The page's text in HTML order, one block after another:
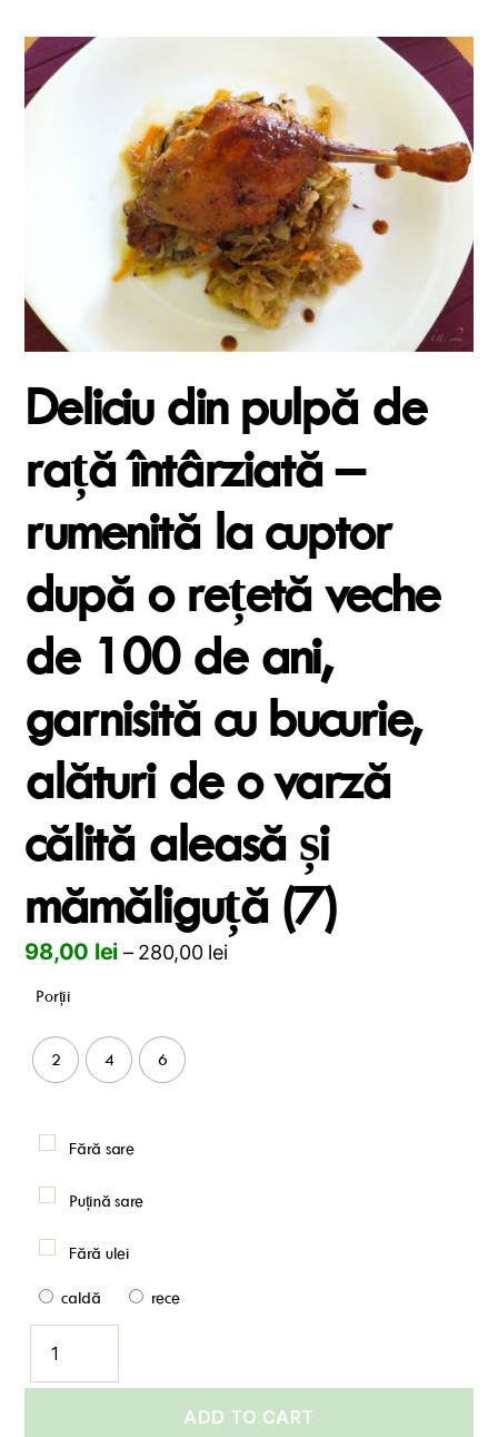
Deliciu din pulpă de
rață întârziată –
rumenită la cuptor
după o rețetă veche
de 100 de ani,
garnisită cu bucurie,
alături de o varză
călită aleasă și
mămăliguță (7)
98,00 lei– 280,00 lei
Porții
2 4 6
Fără sare
Puțină sare
Fără ulei
caldă
rece
Deliciu
de
ADD TO CART